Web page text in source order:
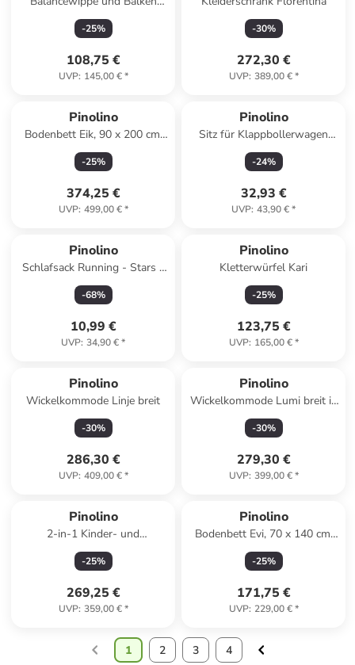
Kari, 3-tlg., 115 x 20 x 5 cm
-25%
108,75 €
UVP: 145,00 €*
-30%
272,30 €
UVP: 389,00 €*
Pinolino
Bodenbett Eik, 90 x 200 cm,
Eiche geölt, 208 x 98 x 44 cm
-25%
374,25 €
UVP: 499,00 €*
Pinolino
Sitz für Klappbollerwagen
Cruiser in Grau
-24%
32,93 €
UVP: 43,90 €*
Pinolino
Schlafsack Running - Stars -
Hellblau
-68%
10,99 €
UVP: 34,90 €*
Pinolino
Kletterwürfel Kari
-25%
123,75 €
UVP: 165,00 €*
Pinolino
Wickelkommode Linje breit
-30%
286,30 €
UVP: 409,00 €*
Pinolino
Wickelkommode Lumi breit in
Weiß
-30%
279,30 €
UVP: 399,00 €*
Pinolino
2-in-1 Kinder- und
Bollerwagen Cubi, 120 x 65 x
99 cm
-25%
269,25 €
UVP: 359,00 €*
Pinolino
Bodenbett Evi, 70 x 140 cm,
unbehandelt, 146 x 76 x 44
cm
-25%
171,75 €
UVP: 229,00 €*
1 2 3 4